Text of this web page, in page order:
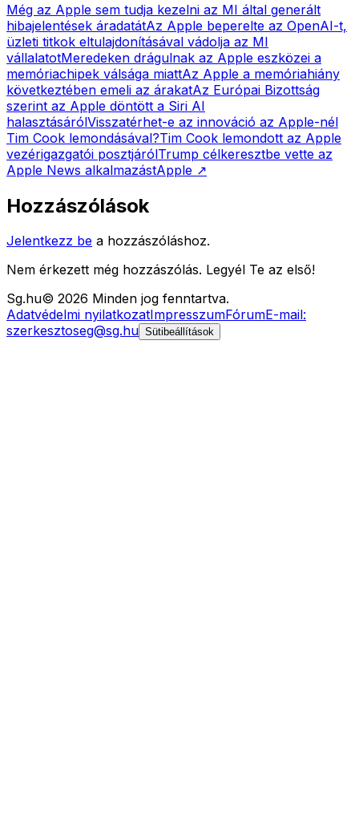
Még az Apple sem tudja kezelni az MI által generált
hibajelentések áradatátAz Apple beperelte az OpenAI-t,
üzleti titkok eltulajdonításával vádolja az MI
vállalatotMeredeken drágulnak az Apple eszközei a
memóriachipek válsága miattAz Apple a memóriahiány
következtében emeli az árakatAz Európai Bizottság
szerint az Apple döntött a Siri AI
halasztásárólVisszatérhet-e az innováció az Apple-nél
Tim Cook lemondásával?Tim Cook lemondott az Apple
vezérigazgatói posztjárólTrump célkeresztbe vette az
Apple News alkalmazástApple ↗
Hozzászólások
Jelentkezz be a hozzászóláshoz.
Nem érkezett még hozzászólás. Legyél Te az első!
Sg.hu© 2026 Minden jog fenntartva.
Adatvédelmi nyilatkozatImpresszumFórumE-mail:
szerkesztoseg@sg.hu Sütibeállítások